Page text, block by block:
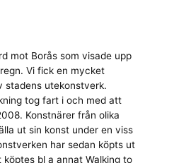
mot Borås som visade upp
Vi fick en mycket
stadens utekonstverk.
tog fart i och med att
Konstnärer från olika
ut sin konst under en viss
har sedan köpts ut
bl a annat Walking to